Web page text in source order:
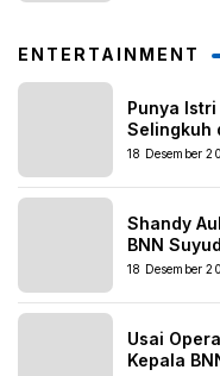
ENTERTAINMENT
Punya
Selingkuh
18 Desember
Shandy
BNN
18 Desember
Usai
Kepala